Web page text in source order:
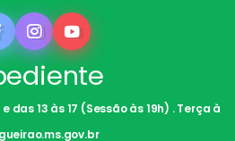
das 13 às 17 (Sessão às 19h) . Terça à